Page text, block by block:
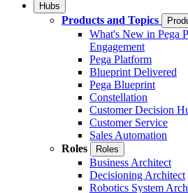
Hubs
Products and Topics
What's New in Pega
Engagement
Pega Platform
Blueprint Delivered
Pega Blueprint
Constellation
Customer Decision
Customer Service
Sales Automation
Roles
Roles
Business Architect
Decisioning Architect
Robotics System